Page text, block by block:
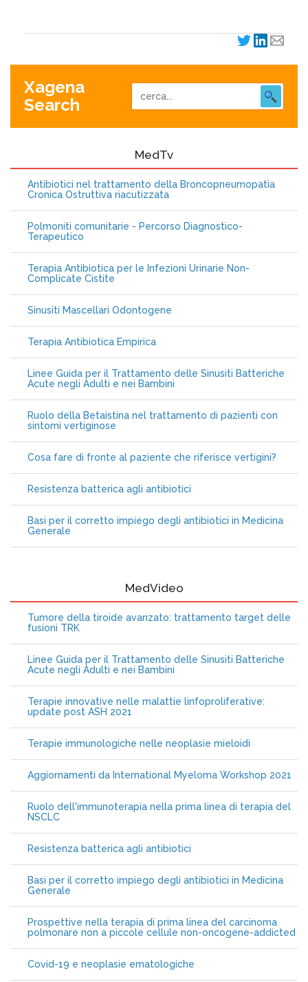
Xagena
Search
MedTv
Antibiotici nel trattamento della Broncopneumopatia
Cronica Ostruttiva riacutizzata
Polmoniti comunitarie - Percorso Diagnostico-
Terapeutico
Terapia Antibiotica per le Infezioni Urinarie Non-
Complicate Cistite
Sinusiti Mascellari Odontogene
Terapia Antibiotica Empirica
Linee Guida per il Trattamento delle Sinusiti Batteriche
Acute negli Adulti e nei Bambini
Ruolo della Betaistina nel trattamento di pazienti con
sintomi vertiginose
Cosa fare di fronte al paziente che riferisce vertigini?
Resistenza batterica agli antibiotici
Basi per il corretto impiego degli antibiotici in Medicina
Generale
MedVideo
Tumore della tiroide avanzato: trattamento target delle
fusioni TRK
Linee Guida per il Trattamento delle Sinusiti Batteriche
Acute negli Adulti e nei Bambini
Terapie innovative nelle malattie linfoproliferative:
update post ASH 2021
Terapie immunologiche nelle neoplasie mieloidi
Aggiornamenti da International Myeloma Workshop 2021
Ruolo dell'immunoterapia nella prima linea di terapia del
NSCLC
Resistenza batterica agli antibiotici
Basi per il corretto impiego degli antibiotici in Medicina
Generale
Prospettive nella terapia di prima linea del carcinoma
polmonare non a piccole cellule non-oncogene-addicted
Covid-19 e neoplasie ematologiche